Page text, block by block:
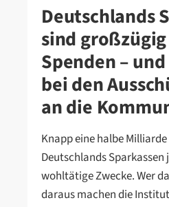
Deutschlands
sind
Spenden –
bei den
an die
Knapp eine halbe
Deutschlands Sparkassen
wohltätige Zwecke. Wer
daraus machen die